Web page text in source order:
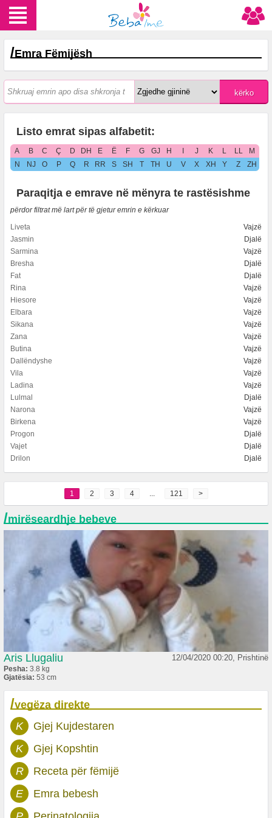
/Emra Fëmijësh
Listo emrat sipas alfabetit:
A B C Ç D DH E Ë F G GJ H J K L LL
M
N
NJ O P Q R RR S SH T TH U V X XH Y Z ZH
Paraqitja e emrave në mënyra te rastësishme
përdor filtrat më lart për të gjetur emrin e kërkuar
Liveta
Vajzë
Jasmin
Djalë
Sarmina
Vajzë
Bresha
Djalë
Fat
Djalë
Rina
Vajzë
Hiesore
Vajzë
Elbara
Vajzë
Sikana
Vajzë
Zana
Vajzë
Butina
Vajzë
Dallëndyshe
Vajzë
Vila
Vajzë
Ladina
Vajzë
Lulmal
Djalë
Narona
Vajzë
Birkena
Vajzë
Progon
Djalë
Vajet
Djalë
Drilon
Djalë
1 2 3 4 ... 121 >
/mirëseardhje bebeve
Aris Llugaliu 12/04/2020 00:20, Prishtinë
Pesha: 3.8 kg
Gjatësia: 53 cm
/vegëza direkte
K
Gjej Kujdestaren
K
Gjej Kopshtin
R
Receta për fëmijë
E
Emra bebesh